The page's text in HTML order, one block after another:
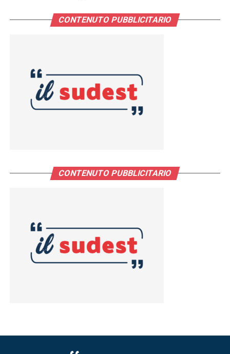
CONTENUTO PUBBLICITARIO
CONTENUTO PUBBLICITARIO